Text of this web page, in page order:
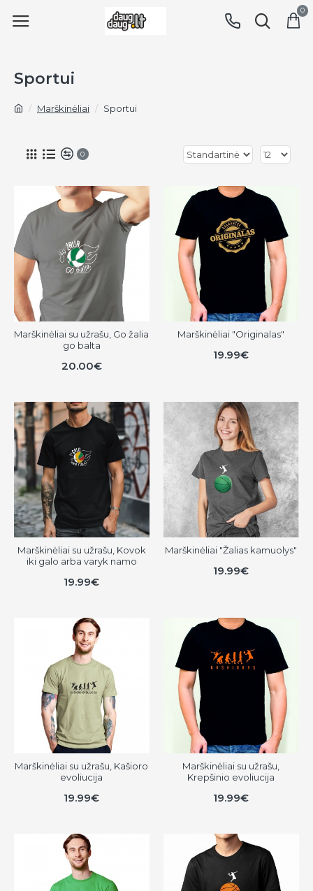
0
Marškinėliai Sportui
Sportui
0
Marškinėliai su užrašu, Go žalia
go balta
20.00€
Marškinėliai "Originalas"
19.99€
Marškinėliai su užrašu, Kovok
iki galo arba varyk namo
19.99€
Marškinėliai "Žalias kamuolys"
19.99€
Marškinėliai su užrašu, Kašioro
evoliucija
19.99€
Marškinėliai su užrašu,
Krepšinio evoliucija
19.99€